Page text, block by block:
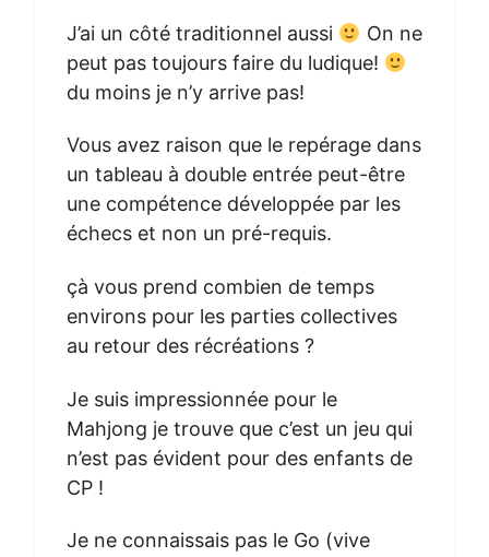
J’ai un côté traditionnel aussi
On ne
peut pas toujours faire du ludique!
du moins je n’y arrive pas!
Vous avez raison que le repérage dans
un tableau à double entrée peut-être
une compétence développée par les
échecs et non un pré-requis.
çà vous prend combien de temps
environs pour les parties collectives
au retour des récréations ?
Je suis impressionnée pour le
Mahjong je trouve que c’est un jeu qui
n’est pas évident pour des enfants de
CP !
Je ne connaissais pas le Go (vive